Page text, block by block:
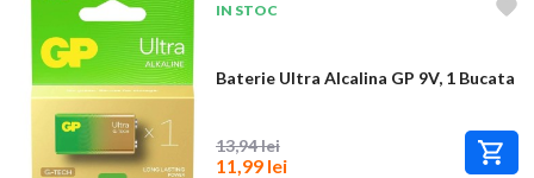
IN STOC
Baterie Ultra Alcalina GP 9V, 1 Bucata
13,94 lei
11,99 lei